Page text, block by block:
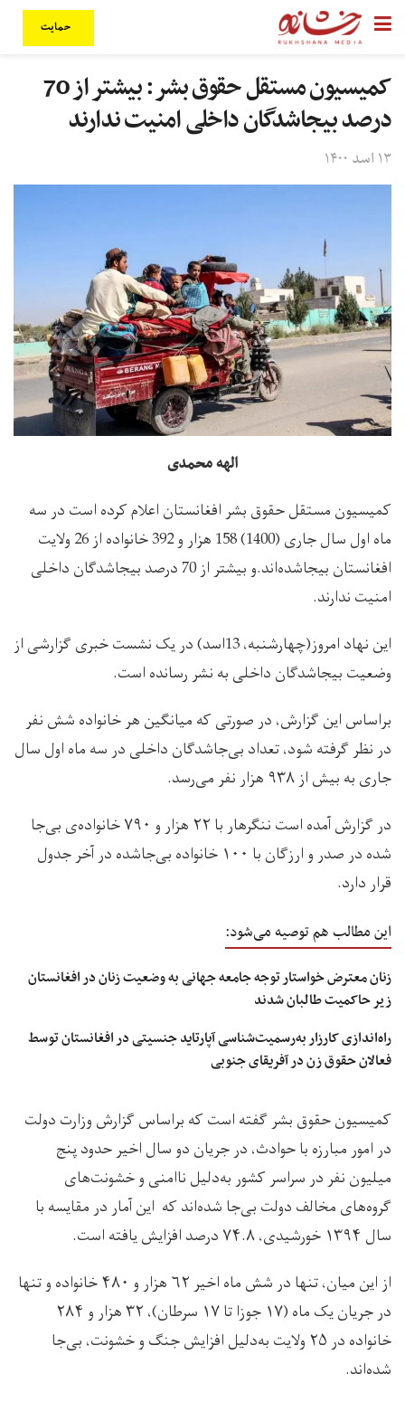
حمایت
کمیسیون مستقل حقوق بشر: بیشتر از 70
درصد بیجاشدگان داخلی امنیت ندارند
۱۳ اسد ۱۴۰۰
الهه محمدی
کمیسیون مستقل حقوق بشر افغانستان اعلام کرده است در سه
ماه اول سال جاری (1400) 158 هزار و 392 خانواده از 26 ولایت
افغانستان بیجاشده‌اند.و بیشتر از 70 درصد بیجاشدگان داخلی
امنیت ندارند.
این نهاد امروز(چهارشنبه، 13اسد) در یک نشست خبری گزارشی از
وضعیت بیجاشدگان داخلی به نشر رسانده است.
براساس این گزارش، در صورتی که میانگین هر خانواده شش نفر
در نظر گرفته شود، تعداد بی‌جاشدگان داخلی در سه ماه اول سال
جاری به بیش از ۹۳۸ هزار نفر می‌رسد.
در گزارش آمده است ننگرهار با ۲۲ هزار و ۷۹۰ خانواده‌ی بی‌جا
شده در صدر و ارزگان با ۱۰۰ خانواده‌ بی‌جاشده در آخر جدول
قرار دارد.
این مطالب هم توصیه می‌شود:
زنان معترض خواستار توجه جامعه جهانی به وضعیت زنان در افغانستان
زیر حاکمیت طالبان شدند
راه‌اندازی کارزار به‌رسمیت‌شناسی آپارتاید جنسیتی در افغانستان توسط
فعالان حقوق زن در آفریقای جنوبی
کمیسیون حقوق بشر گفته است که براساس گزارش وزارت دولت
در امور مبارزه با حوادث، در جریان دو سال اخیر حدود پنج
میلیون نفر در سراسر کشور به‌دلیل ناامنی و خشونت‌های
گروه‌های مخالف دولت بی‌جا شده‌اند که این آمار در مقایسه با
سال ۱۳۹۴ خورشیدی، ۷۴.۸ درصد افزایش یافته است.
از این میان، تنها در شش ماه اخیر ۶۲ هزار و ۴۸۰ خانواده و تنها
در جریان یک ماه (۱۷ جوزا تا ۱۷ سرطان)، ۳۲ هزار و ۲۸۴
خانواده در ۲۵ ولایت به‌دلیل افزایش جنگ و خشونت، بی‌جا
شده‌اند.